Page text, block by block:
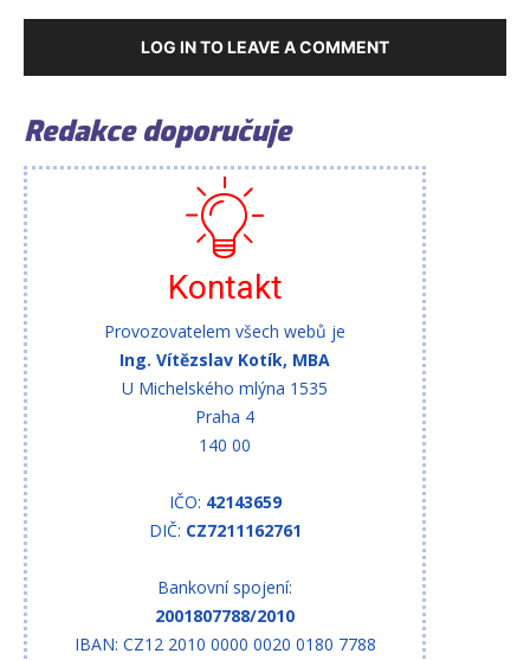
LOG IN TO LEAVE A COMMENT
Redakce doporučuje
Kontakt
Provozovatelem všech webů je
Ing. Vítězslav Kotík, MBA
U Michelského mlýna 1535
Praha 4
140 00
IČO: 42143659
DIČ: CZ7211162761
Bankovní spojení:
2001807788/2010
IBAN: CZ12 2010 0000 0020 0180 7788